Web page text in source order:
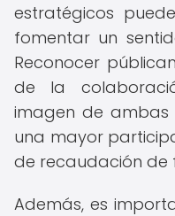
estratégicos
fomentar un
Reconocer
de la
imagen de ambas
una mayor
de recaudación de
Además, es